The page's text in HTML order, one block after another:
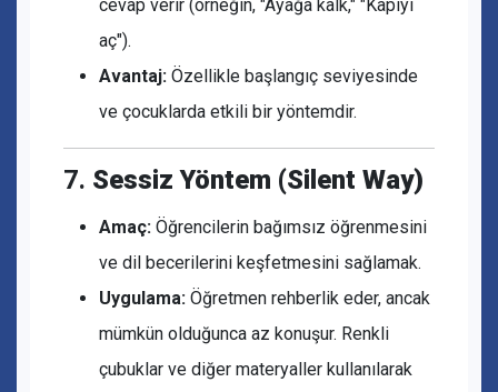
cevap verir (örneğin, "Ayağa kalk," "Kapıyı
aç").
Avantaj: Özellikle başlangıç seviyesinde
ve çocuklarda etkili bir yöntemdir.
7. Sessiz Yöntem (Silent Way)
Amaç: Öğrencilerin bağımsız öğrenmesini
ve dil becerilerini keşfetmesini sağlamak.
Uygulama: Öğretmen rehberlik eder, ancak
mümkün olduğunca az konuşur. Renkli
çubuklar ve diğer materyaller kullanılarak